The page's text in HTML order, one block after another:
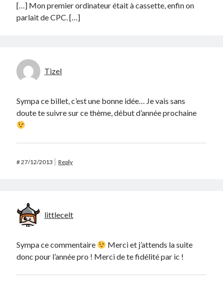
[…] Mon premier ordinateur était à cassette, enfin on
parlait de CPC. […]
Tizel
Sympa ce billet, c’est une bonne idée… Je vais sans
doute te suivre sur ce thème, début d’année prochaine
#27/12/2013 Reply
littlecelt
Sympa ce commentaire
Merci et j’attends la suite
donc pour l’année pro ! Merci de te fidélité par ic !